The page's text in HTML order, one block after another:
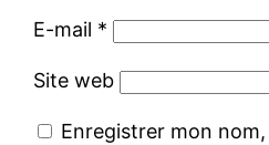
E-mail *
Site web
Enregistrer mon